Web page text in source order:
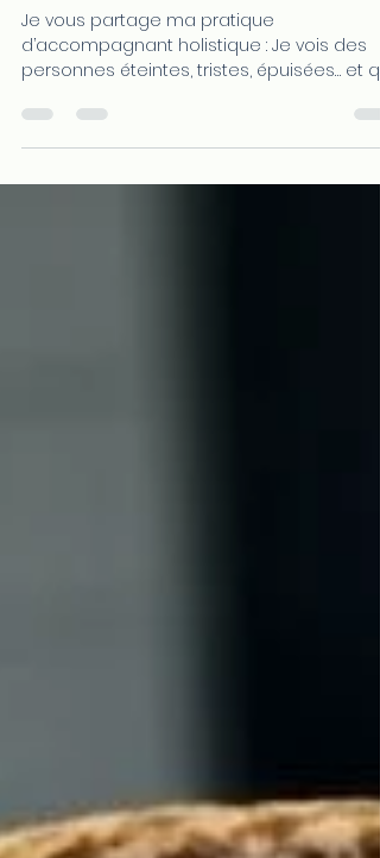
Pourquoi certaines
personnes restent-elles
épuisées sur du long
terme ?
Je vous partage ma pratique